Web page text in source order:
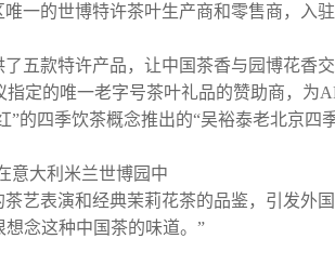
一的世博特许茶叶生产商和零售商，入
五款特许产品，让中国茶香与园博花香交
定的唯一老字号茶叶礼品的赞助商，为
”的四季饮茶概念推出的“吴裕泰老北京四
意大利米兰世博园中
艺表演和经典茉莉花茶的品鉴，引发外
想念这种中国茶的味道。”